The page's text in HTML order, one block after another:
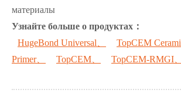
материалы
Узнайте больше о продуктах：
HugeBond Universal、
TopCEM
Primer、
TopCEM、 TopCEM-RMGI、